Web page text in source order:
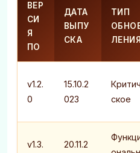
ВЕР
СИ
Я
ПО
ДАТА
ВЫПУ
СКА
ТИП
ЛЕНИЯ
v1.2.
0
15.10.2
023
ское
v1.3.
20.11.2